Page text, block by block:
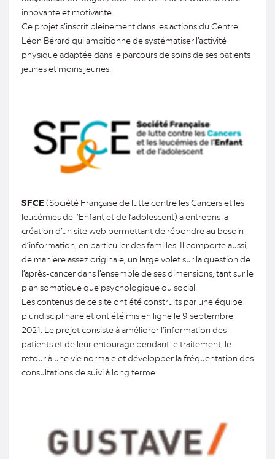
innovante et motivante.
Ce projet s’inscrit pleinement dans les actions du Centre
Léon Bérard qui ambitionne de systématiser l’activité
physique adaptée dans le parcours de soins de ses patients
jeunes et moins jeunes.
SFCE (Société Française de lutte contre les Cancers et les
leucémies de l’Enfant et de l’adolescent) a entrepris la
création d’un site web permettant de répondre au besoin
d’information, en particulier des familles. Il comporte aussi,
de manière assez originale, un large volet sur la question de
l’après-cancer dans l’ensemble de ses dimensions, tant sur le
plan somatique que psychologique ou social.
Les contenus de ce site ont été construits par une équipe
pluridisciplinaire et ont été mis en ligne le 9 septembre
2021. Le projet consiste à améliorer l’information des
patients et de leur entourage pendant le traitement, le
retour à une vie normale et développer la fréquentation des
consultations de suivi à long terme.